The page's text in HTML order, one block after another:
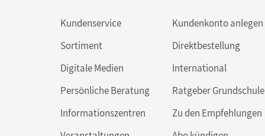
Kundenservice
Sortiment
Digitale Medien
Persönliche Beratung
Informationszentren
Kundenkonto anlegen
Direktbestellung
International
Ratgeber Grundschule
Zu den Empfehlungen